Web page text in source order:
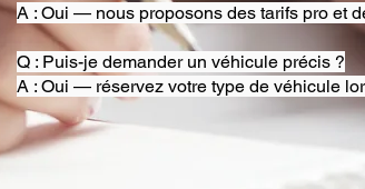
A : Oui — nous proposons des tarifs pro et
Q : Puis-je demander un véhicule précis ?
A : Oui — réservez votre type de véhicule